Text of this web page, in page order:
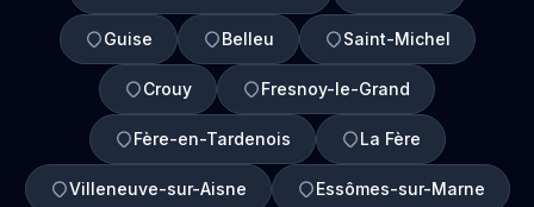
Guise Belleu Saint-Michel
Crouy Fresnoy-le-Grand
Fère-en-Tardenois La Fère
Villeneuve-sur-Aisne Essômes-sur-Marne